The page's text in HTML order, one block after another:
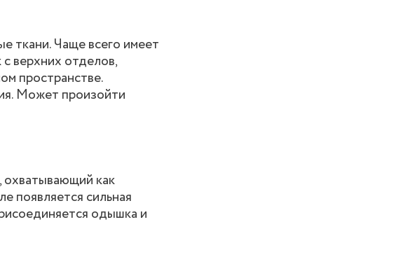
ткани. Чаще всего имеет
верхних отделов,
пространстве.
Может произойти
охватывающий как
появляется сильная
одышка и